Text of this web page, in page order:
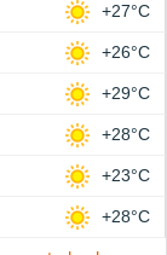
+27°C
+26°C
+29°C
+28°C
+23°C
+28°C